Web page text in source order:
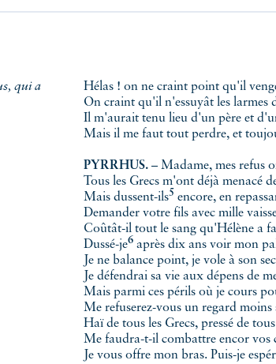
Hélas ! on ne craint point qu'il
On craint qu'il n'essuyât les larmes
Il m'aurait tenu lieu d'un père et
Mais il me faut tout perdre, et
PYRRHUS. – Madame, mes refus
Tous les Grecs m'ont déjà menacé
Mais dussent-ils5 encore, en
Demander votre fils avec mille
Coûtât-il tout le sang qu'Hélène a
Dussé-je6 après dix ans voir mon
Je ne balance point, je vole à son
Je défendrai sa vie aux dépens de
Mais parmi ces périls où je cours
Me refuserez-vous un regard moins
Haï de tous les Grecs, pressé de
Me faudra-t-il combattre encor vos
Je vous offre mon bras. Puis-je